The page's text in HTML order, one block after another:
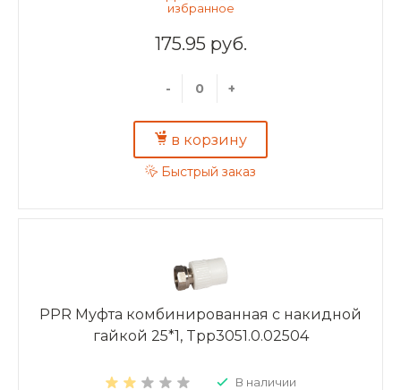
175.95 руб.
- +
в корзину
Быстрый заказ
PPR Муфта комбинированная с накидной
гайкой 25*1, Tpp3051.0.02504
В наличии